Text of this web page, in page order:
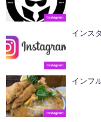
Instagram
Instagram
インス
Instagram
インフ